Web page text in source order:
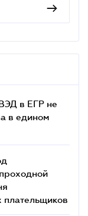
в ЕГР не
в едином
плательщиков